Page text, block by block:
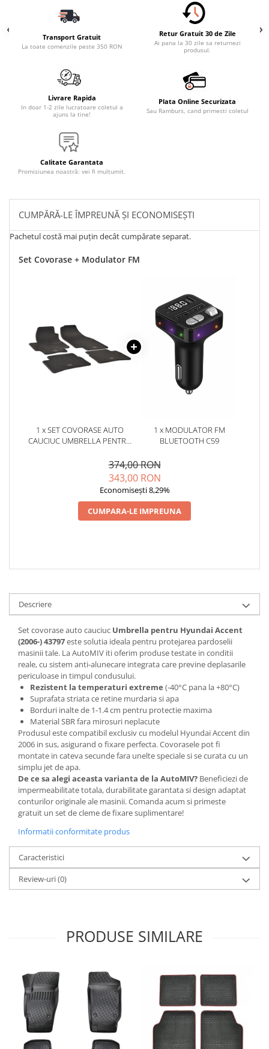
Transport Gratuit
La toate comenzile peste 350 RON
Retur Gratuit 30 de Zile
Ai pana la 30 zile sa returnezi
produsul.
Livrare Rapida
In doar 1-2 zile lucratoare coletul a
ajuns la tine!
Plata Online Securizata
Sau Ramburs, cand primesti coletul
Calitate Garantata
Promisiunea noastră: vei fi mulțumit.
CUMPĂRĂ-LE ÎMPREUNĂ ȘI ECONOMISEȘTI
Pachetul costă mai puțin decât cumpărate separat.
Set Covorase + Modulator FM
1 x SET COVORASE AUTO
CAUCIUC UMBRELLA PENTRU
1 x MODULATOR FM
BLUETOOTH C59
374,00 RON
343,00 RON
Economisești 8,29%
CUMPARA-LE IMPREUNA
Descriere
Set covorase auto cauciuc Umbrella pentru Hyundai Accent
(2006-)43797este solutia ideala pentru protejarea pardoselii
masinii tale. La AutoMIV iti oferim produse testate in conditii
reale, cu sistem anti-alunecare integrata care previne deplasarile
periculoase in timpul condusului.
Rezistent la temperaturi extreme (-40°C pana la +80°C)
Suprafata striata ce retine murdaria si apa
Borduri inalte de 1-1.4 cm pentru protectie maxima
Material SBR fara mirosuri neplacute
Produsul este compatibil exclusiv cu modelul Hyundai Accent din
2006 in sus, asigurand o fixare perfecta. Covorasele pot fi
montate in cateva secunde fara unelte speciale si se curata cu un
simplu jet de apa.
De ce sa alegi aceasta varianta de la AutoMIV? Beneficiezi de
impermeabilitate totala, durabilitate garantata si design adaptat
conturilor originale ale masinii. Comanda acum si primeste
gratuit un set de cleme de fixare suplimentare!
Informatii conformitate produs
Caracteristici
Review-uri(0)
PRODUSE SIMILARE